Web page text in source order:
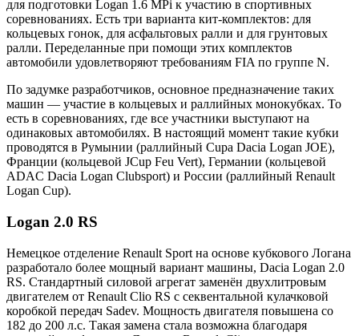
для подготовки Logan 1.6 MPi к участию в спортивных
соревнованиях. Есть три варианта кит-комплектов: для
кольцевых гонок, для асфальтовых ралли и для грунтовых
ралли. Переделанные при помощи этих комплектов
автомобили удовлетворяют требованиям FIA по группе N.
По задумке разработчиков, основное предназначение таких
машин — участие в кольцевых и раллийных монокубках. То
есть в соревнованиях, где все участники выступают на
одинаковых автомобилях. В настоящий момент такие кубки
проводятся в Румынии (раллийный Cupa Dacia Logan JOE),
Франции (кольцевой JCup Feu Vert), Германии (кольцевой
ADAC Dacia Logan Clubsport) и России (раллийный Renault
Logan Cup).
Logan 2.0 RS
Немецкое отделение Renault Sport на основе кубкового Логана
разработало более мощный вариант машины, Dacia Logan 2.0
RS. Стандартный силовой агрегат заменён двухлитровым
двигателем от Renault Clio RS с секвентальной кулачковой
коробкой передач Sadev. Мощность двигателя повышена со
182 до 200 л.с. Такая замена стала возможна благодаря